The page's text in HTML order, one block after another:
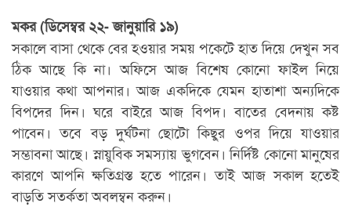
মকর (ডিসেম্বর ২২- জানুয়ারি ১৯)
সকালে বাসা থেকে বের হওয়ার সময় পকেটে হাত দিয়ে দেখুন সব
ঠিক আছে কি না। অফিসে আজ বিশেষ কোনো ফাইল নিয়ে
যাওয়ার কথা আপনার। আজ একদিকে যেমন হাতাশা অন্যদিকে
বিপদের দিন। ঘরে বাইরে আজ বিপদ। বাতের বেদনায় কষ্ট
পাবেন। তবে বড় দুর্ঘটনা ছোটো কিছুর ওপর দিয়ে যাওয়ার
সম্ভাবনা আছে। স্নায়ুবিক সমস্যায় ভুগবেন। নির্দিষ্ট কোনো মানুষের
কারণে আপনি ক্ষতিগ্রস্ত হতে পারেন। তাই আজ সকাল হতেই
বাড়তি সতর্কতা অবলম্বন করুন।